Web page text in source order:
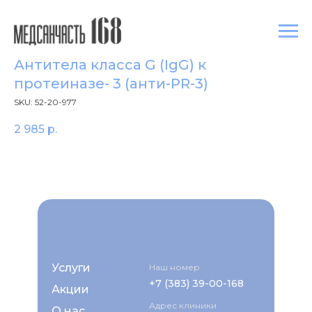
Антитела класса G (IgG) к
протеиназе- 3 (анти-PR-3)
SKU: 52-20-977
2 985 р.
Услуги
Акции +7 (383) 39-00-168
Наш номер
Адрес клиники